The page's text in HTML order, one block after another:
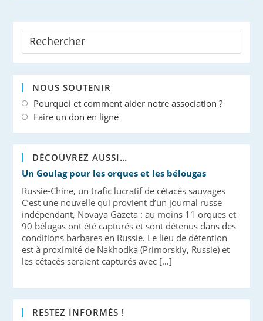
NOUS SOUTENIR
Pourquoi et comment aider notre association ?
Faire un don en ligne
DÉCOUVREZ AUSSI…
Un Goulag pour les orques et les bélougas
Russie-Chine, un trafic lucratif de cétacés sauvages
C’est une nouvelle qui provient d’un journal russe
indépendant, Novaya Gazeta : au moins 11 orques et
90 bélugas ont été capturés et sont détenus dans des
conditions barbares en Russie. Le lieu de détention
est à proximité de Nakhodka (Primorskiy, Russie) et
les cétacés seraient capturés avec […]
RESTEZ INFORMÉS !